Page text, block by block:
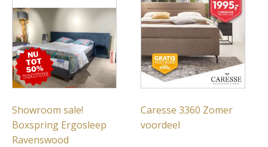
Showroom sale!
Boxspring Ergosleep
Ravenswood
Caresse 3360 Zomer
voordeel